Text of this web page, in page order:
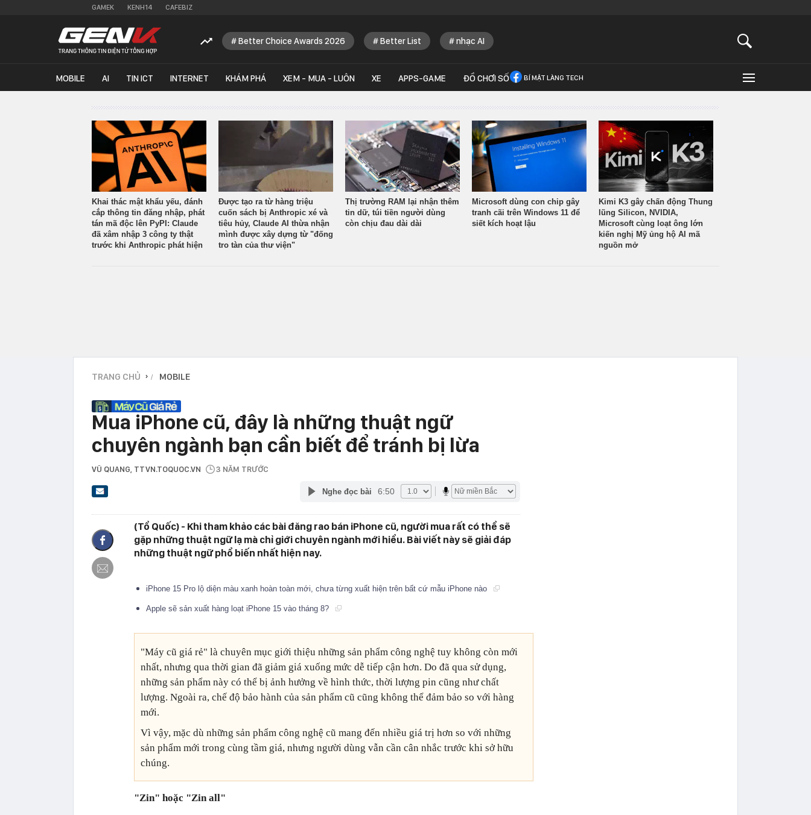
GAMEK KENH14 CAFEBIZ
Better Choice Awards 2026 Better List nhạc AI
MOBILE AI TIN ICT INTERNET KHÁM PHÁ XEM - MUA - LUÔN XE APPS-GAME ĐỒ CHƠI SỐ BÍ MẬT LÀNG TECH
Khai thác mật khẩu yếu, đánh
cắp thông tin đăng nhập, phát
tán mã độc lên PyPI: Claude
đã xâm nhập 3 công ty thật
trước khi Anthropic phát hiện
Được tạo ra từ hàng triệu
cuốn sách bị Anthropic xé và
tiêu hủy, Claude AI thừa nhận
mình được xây dựng từ "đống
tro tàn của thư viện"
Thị trường RAM lại nhận thêm
tin dữ, túi tiền người dùng
còn chịu đau dài dài
Microsoft dùng con chip gây
tranh cãi trên Windows 11 để
siết kích hoạt lậu
Kimi K3 gây chấn động Thung
lũng Silicon, NVIDIA,
Microsoft cùng loạt ông lớn
kiến nghị Mỹ ủng hộ AI mã
nguồn mở
TRANG CHỦ › MOBILE
Mua iPhone cũ, đây là những thuật ngữ
chuyên ngành bạn cần biết để tránh bị lừa
VŨ QUANG , TTVN.TOQUOC.VN 3 NĂM TRƯỚC
Nghe đọc bài 6:50
(Tổ Quốc) - Khi tham khảo các bài đăng rao bán iPhone cũ, người mua rất có thể sẽ
gặp những thuật ngữ lạ mà chỉ giới chuyên ngành mới hiểu. Bài viết này sẽ giải đáp
những thuật ngữ phổ biến nhất hiện nay.
iPhone 15 Pro lộ diện màu xanh hoàn toàn mới, chưa từng xuất hiện trên bất cứ mẫu iPhone nào
Apple sẽ sản xuất hàng loạt iPhone 15 vào tháng 8?
"Máy cũ giá rẻ" là chuyên mục giới thiệu những sản phẩm công nghệ tuy không còn mới
nhất, nhưng qua thời gian đã giảm giá xuống mức dễ tiếp cận hơn. Do đã qua sử dụng,
những sản phẩm này có thể bị ảnh hưởng về hình thức, thời lượng pin cũng như chất
lượng. Ngoài ra, chế độ bảo hành của sản phẩm cũ cũng không thể đảm bảo so với hàng
mới.
Vì vậy, mặc dù những sản phẩm công nghệ cũ mang đến nhiều giá trị hơn so với những
sản phẩm mới trong cùng tầm giá, nhưng người dùng vẫn cần cân nhắc trước khi sở hữu
chúng.
"Zin" hoặc "Zin all"